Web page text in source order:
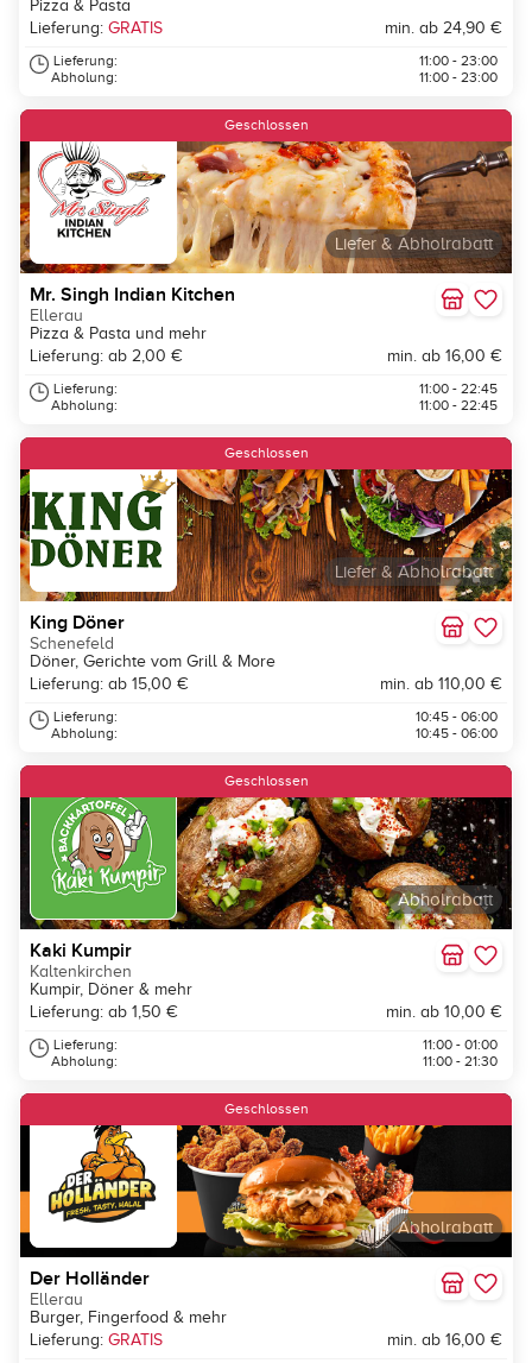
Pizza & Pasta
Lieferung: GRATIS min. ab 24,90 €
Lieferung:
Abholung:
11:00 - 23:00
11:00 - 23:00
Liefer & Abholrabatt
Geschlossen
Mr. Singh Indian Kitchen
Ellerau
Pizza & Pasta und mehr
Lieferung: ab 2,00 €
min. ab 16,00 €
Lieferung:
Abholung:
11:00 - 22:45
11:00 - 22:45
Liefer & Abholrabatt
Geschlossen
King Döner
Schenefeld
Döner, Gerichte vom Grill & More
Lieferung: ab 15,00 €
min. ab 110,00 €
Lieferung:
Abholung:
10:45 - 06:00
10:45 - 06:00
Abholrabatt
Geschlossen
Kaki Kumpir
Kaltenkirchen
Kumpir, Döner & mehr
Lieferung: ab 1,50 €
min. ab 10,00 €
Lieferung:
Abholung:
11:00 - 01:00
11:00 - 21:30
Abholrabatt
Geschlossen
Der Holländer
Ellerau
Burger, Fingerfood & mehr
Lieferung: GRATIS min. ab 16,00 €